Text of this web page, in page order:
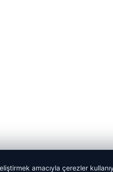
amacıyla çerezler